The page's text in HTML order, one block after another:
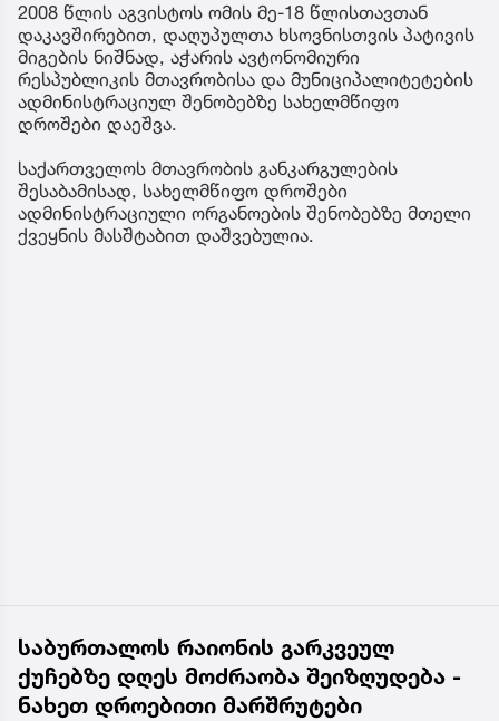
2008 წლის აგვისტოს ომის მე-18 წლისთავთან
დაკავშირებით, დაღუპულთა ხსოვნისთვის პატივის
მიგების ნიშნად, აჭარის ავტონომიური
რესპუბლიკის მთავრობისა და მუნიციპალიტეტების
ადმინისტრაციულ შენობებზე სახელმწიფო
დროშები დაეშვა.
საქართველოს მთავრობის განკარგულების
შესაბამისად, სახელმწიფო დროშები
ადმინისტრაციული ორგანოების შენობებზე მთელი
ქვეყნის მასშტაბით დაშვებულია.
საბურთალოს რაიონის გარკვეულ
ქუჩებზე დღეს მოძრაობა შეიზღუდება -
ნახეთ დროებითი მარშრუტები